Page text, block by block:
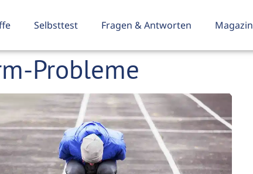
Selbsttest Fragen & Antworten Magazin
Probleme